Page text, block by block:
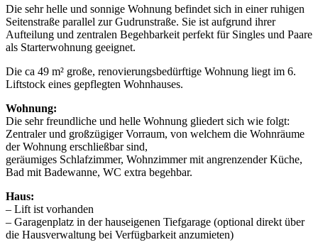
Die sehr helle und sonnige Wohnung befindet sich in einer ruhigen
Seitenstraße parallel zur Gudrunstraße. Sie ist aufgrund ihrer
Aufteilung und zentralen Begehbarkeit perfekt für Singles und Paare
als Starterwohnung geeignet.
Die ca 49 m² große, renovierungsbedürftige Wohnung liegt im 6.
Liftstock eines gepflegten Wohnhauses.
Wohnung:
Die sehr freundliche und helle Wohnung gliedert sich wie folgt:
Zentraler und großzügiger Vorraum, von welchem die Wohnräume
der Wohnung erschließbar sind,
geräumiges Schlafzimmer, Wohnzimmer mit angrenzender Küche,
Bad mit Badewanne, WC extra begehbar.
Haus:
– Lift ist vorhanden
– Garagenplatz in der hauseigenen Tiefgarage (optional direkt über
die Hausverwaltung bei Verfügbarkeit anzumieten)